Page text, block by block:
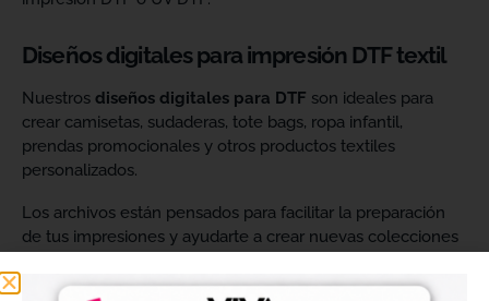
Diseños digitales para impresión DTF textil
Nuestros diseños digitales para DTF son ideales para
crear camisetas, sudaderas, tote bags, ropa infantil,
prendas promocionales y otros productos textiles
personalizados.
Los archivos están pensados para facilitar la preparación
de tus impresiones y ayudarte a crear nuevas colecciones
tendrás que adaptar el tamaño a tus necesidades, preparar